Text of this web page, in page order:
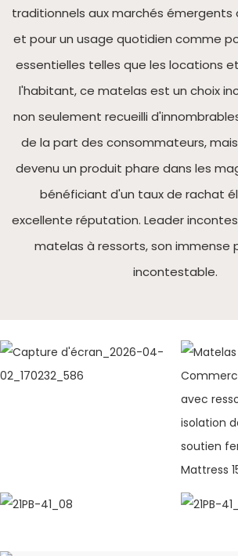
traditionnels aux marchés émergents
et pour un usage quotidien comme
essentielles telles que les locations
l'habitant, ce matelas est un choix
non seulement recueilli
de la part des consommateurs,
devenu un produit phare dans les
bénéficiant d'un taux de rachat
excellente réputation. Leader
matelas à ressorts, son immense
incontestable.